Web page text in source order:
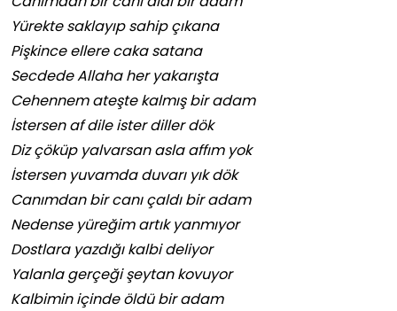
Yürekte saklayıp sahip çıkana
Pişkince ellere caka satana
Secdede Allaha her yakarışta
Cehennem ateşte kalmış bir adam
İstersen af dile ister diller dök
Diz çöküp yalvarsan asla affım yok
İstersen yuvamda duvarı yık dök
Canımdan bir canı çaldı bir adam
Nedense yüreğim artık yanmıyor
Dostlara yazdığı kalbi deliyor
Yalanla gerçeği şeytan kovuyor
Kalbimin içinde öldü bir adam